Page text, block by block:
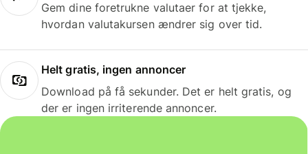
Gem dine foretrukne valutaer for at tjekke,
hvordan valutakursen ændrer sig over tid.
Helt gratis, ingen annoncer
Download på få sekunder. Det er helt gratis, og
der er ingen irriterende annoncer.